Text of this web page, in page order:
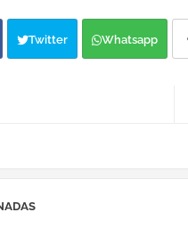
Twitter Whatsapp